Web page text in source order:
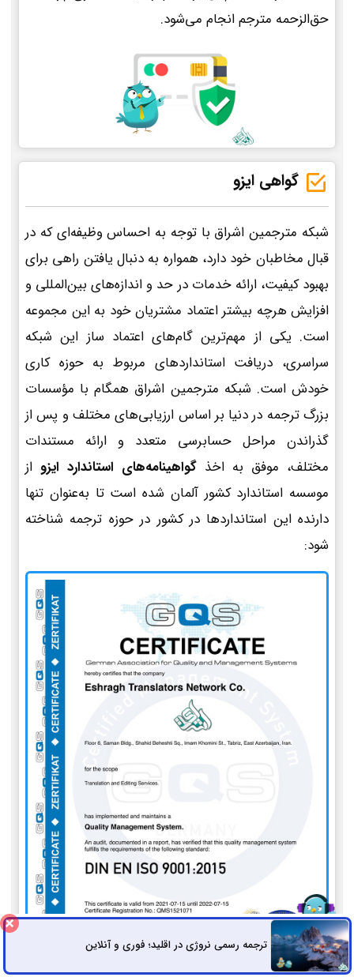
حق‌الزحمه مترجم انجام می‌شود.
گواهی ایزو
شبکه مترجمین اشراق با توجه به احساس وظیفه‌ای که در
قبال مخاطبان خود دارد، همواره به دنبال یافتن راهی برای
بهبود کیفیت، ارائه خدمات در حد و اندازه‌های بین‌المللی و
افزایش هرچه بیشتر اعتماد مشتریان خود به این مجموعه
است. یکی از مهم‌ترین گام‌های اعتماد ساز این شبکه
سراسری، دریافت استانداردهای مربوط به حوزه کاری
خودش است. شبکه مترجمین اشراق همگام با مؤسسات
بزرگ ترجمه در دنیا بر اساس ارزیابی‌های مختلف و پس از
گذراندن مراحل حسابرسی متعدد و ارائه مستندات
مختلف، موفق به اخذ گواهینامه‌های استاندارد ایزو از
موسسه استاندارد کشور آلمان شده است تا به‌عنوان تنها
دارنده این استانداردها در کشور در حوزه ترجمه شناخته
شود:
ترجمه رسمی نروژی در اقلید؛ فوری و آنلاینراه های ارتباطی